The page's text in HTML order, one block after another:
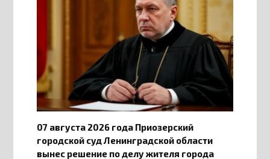
07 августа 2026 года Приозерский
городской суд Ленинградской области
вынес решение по делу жителя города